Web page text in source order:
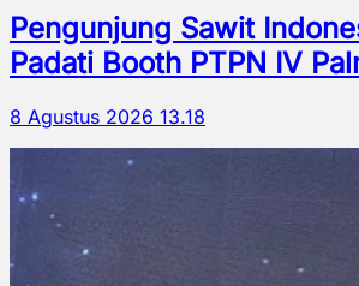
Pengunjung Sawit
Padati Booth PTPN IV
8 Agustus 2026 13.18